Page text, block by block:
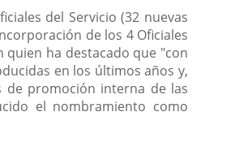
del Servicio (32 nuevas
de los 4 Oficiales
quien ha destacado que "con
en los últimos años y,
de promoción interna de las
el nombramiento como